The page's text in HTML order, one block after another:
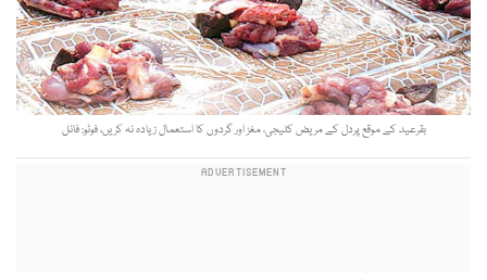
بقرعید کے موقع پردل کے مریض کلیجی، مغز اور گردوں کا استعمال زیادہ نہ کریں، فوٹو: فائل